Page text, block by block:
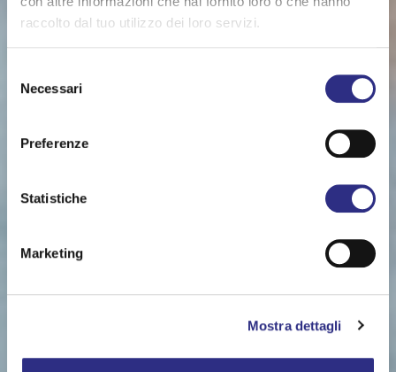
raccolto dal tuo utilizzo dei loro servizi.
delNecessari
Preferenze
Statistiche
Marketing
Mostra dettagli
Une mer en famille